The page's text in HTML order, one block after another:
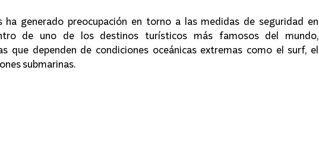
ha generado preocupación en torno a las medidas de seguridad en
de uno de los destinos turísticos más famosos del mundo,
que dependen de condiciones oceánicas extremas como el surf, el
submarinas.